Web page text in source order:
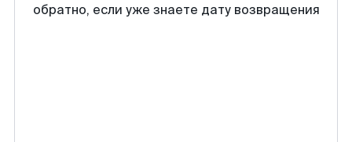
обратно, если уже знаете дату возвращения